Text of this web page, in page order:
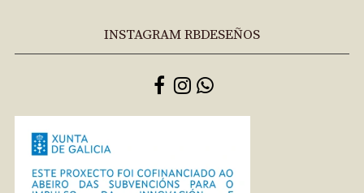
INSTAGRAM RBDESEÑOS